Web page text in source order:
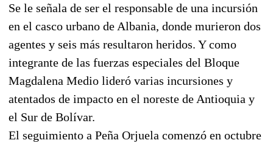
Se le señala de ser el responsable de una incursión
en el casco urbano de Albania, donde murieron dos
agentes y seis más resultaron heridos. Y como
integrante de las fuerzas especiales del Bloque
Magdalena Medio lideró varias incursiones y
atentados de impacto en el noreste de Antioquia y
el Sur de Bolívar.
El seguimiento a Peña Orjuela comenzó en octubre